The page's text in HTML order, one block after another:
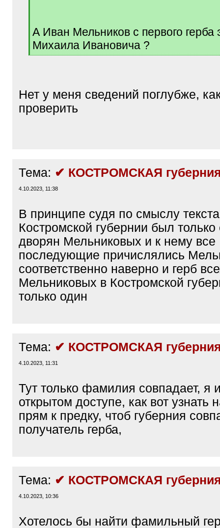
А Иван Мельников с первого герба
Михаила Ивановича ?
[
Нет у меня сведений поглубже,
проверить
Тема: ✔ КОСТРОМСКАЯ
4.10.2023, 11:38
В принципе судя по смыслу
Костромской губернии был
дворян Мельниковых и к нему все
последующие причислялись
соответственно наверно и герб
Мельниковых в Костромской
только один
Тема: ✔ КОСТРОМСКАЯ
4.10.2023, 11:31
Тут только фамилия совпадает, я
открытом доступе, как вот узнать
прям к предку, чтоб губерния
получатель герба,
Тема: ✔ КОСТРОМСКАЯ
4.10.2023, 10:36
Хотелось бы найти фамильный